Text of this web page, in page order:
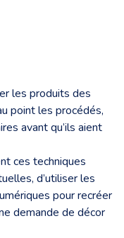
les produits des
point les procédés,
avant qu’ils aient
ces techniques
d’utiliser les
pour recréer
demande de décor